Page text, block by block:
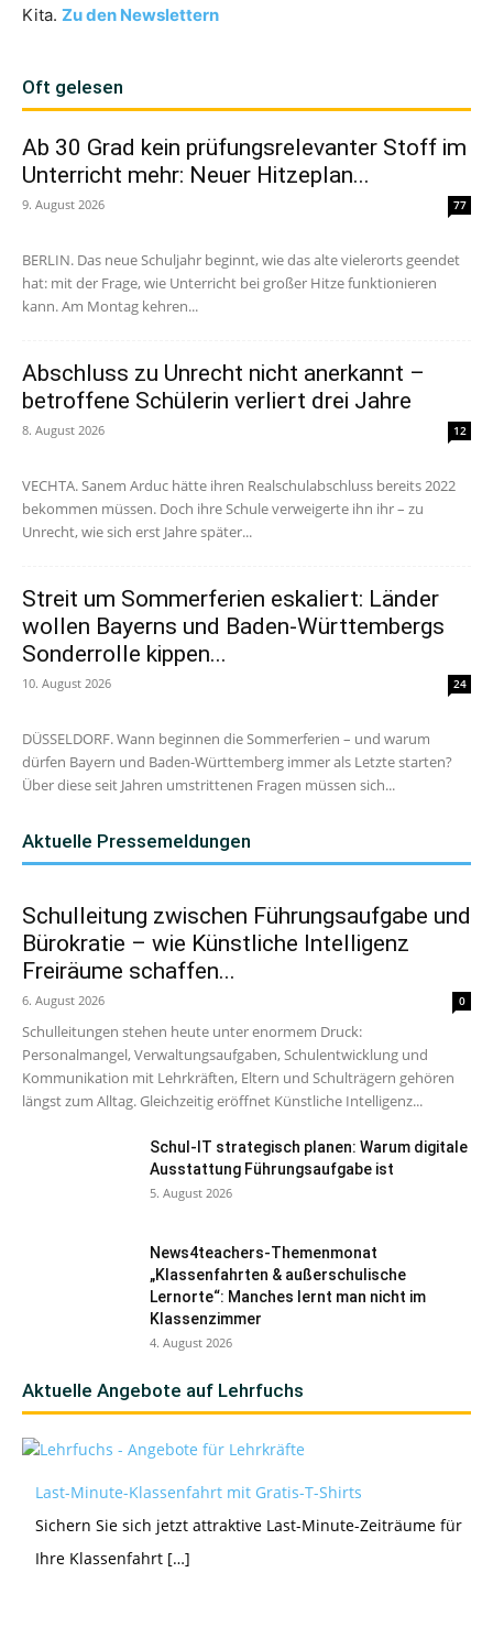
Kita. Zu den Newslettern
Oft gelesen
Ab 30 Grad kein prüfungsrelevanter Stoff im
Unterricht mehr: Neuer Hitzeplan...
9. August 2026 77
BERLIN. Das neue Schuljahr beginnt, wie das alte vielerorts geendet
hat: mit der Frage, wie Unterricht bei großer Hitze funktionieren
kann. Am Montag kehren...
Abschluss zu Unrecht nicht anerkannt –
betroffene Schülerin verliert drei Jahre
8. August 2026 12
VECHTA. Sanem Arduc hätte ihren Realschulabschluss bereits 2022
bekommen müssen. Doch ihre Schule verweigerte ihn ihr – zu
Unrecht, wie sich erst Jahre später...
Streit um Sommerferien eskaliert: Länder
wollen Bayerns und Baden-Württembergs
Sonderrolle kippen...
10. August 2026 24
DÜSSELDORF. Wann beginnen die Sommerferien – und warum
dürfen Bayern und Baden-Württemberg immer als Letzte starten?
Über diese seit Jahren umstrittenen Fragen müssen sich...
Aktuelle Pressemeldungen
Schulleitung zwischen Führungsaufgabe und
Bürokratie – wie Künstliche Intelligenz
Freiräume schaffen...
6. August 2026 0
Schulleitungen stehen heute unter enormem Druck:
Personalmangel, Verwaltungsaufgaben, Schulentwicklung und
Kommunikation mit Lehrkräften, Eltern und Schulträgern gehören
längst zum Alltag. Gleichzeitig eröffnet Künstliche Intelligenz...
Schul-IT strategisch planen: Warum digitale
Ausstattung Führungsaufgabe ist
5. August 2026
News4teachers-Themenmonat
„Klassenfahrten & außerschulische
Lernorte“: Manches lernt man nicht im
Klassenzimmer
4. August 2026
Aktuelle Angebote auf Lehrfuchs
Last-Minute-Klassenfahrt mit Gratis-T-Shirts
Sichern Sie sich jetzt attraktive Last-Minute-Zeiträume für
Ihre Klassenfahrt […]